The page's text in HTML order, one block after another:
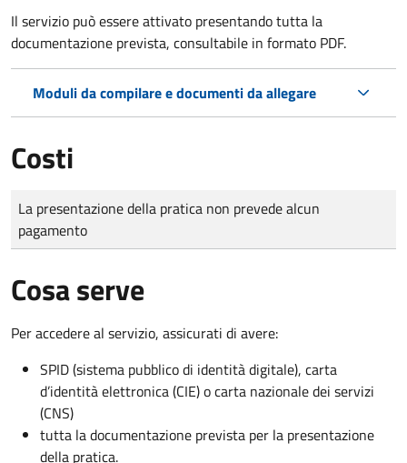
Il servizio può essere attivato presentando tutta la
documentazione prevista, consultabile in formato PDF.
Moduli da compilare e documenti da allegare
Costi
Tipo di pagamento
Importo
La presentazione della pratica non prevede alcun
pagamento
Cosa serve
Per accedere al servizio, assicurati di avere:
SPID (sistema pubblico di identità digitale), carta
d’identità elettronica (CIE) o carta nazionale dei servizi
(CNS)
tutta la documentazione prevista per la presentazione
della pratica.